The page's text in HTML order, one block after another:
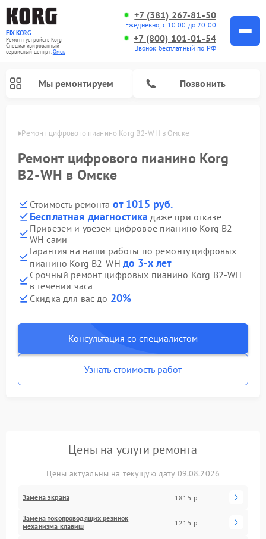
FIX-KORG
Ремонт устройств Korg
Специализированный
cервисный центр г.Омск
+7 (381) 267-81-50
Ежедневно, с 10:00 до 20:00
+7 (800) 101-01-54
Звонок бесплатный по РФ
Мы ремонтируем Позвонить
Ремонт цифрового пианино Korg B2-WH в Омске
Ремонт цифрового пианино Korg
B2-WH в Омске
Стоимость ремонта от 1015 руб.
Бесплатная диагностика даже при отказе
Привезем и увезем цифровое пианино Korg B2-
WH сами
Гарантия на наши работы по ремонту цифровых
пианино Korg B2-WH до 3-х лет
Срочный ремонт цифровых пианино Korg B2-WH
в течении часа
Скидка для вас до 20%
Консультация со специалистом
Узнать стоимость работ
Цены на услуги ремонта
Цены актуальны на текущую дату 09.08.2026
Замена экрана 1815 р
Замена токопроводящих резинок
механизма клавиш
1215 р